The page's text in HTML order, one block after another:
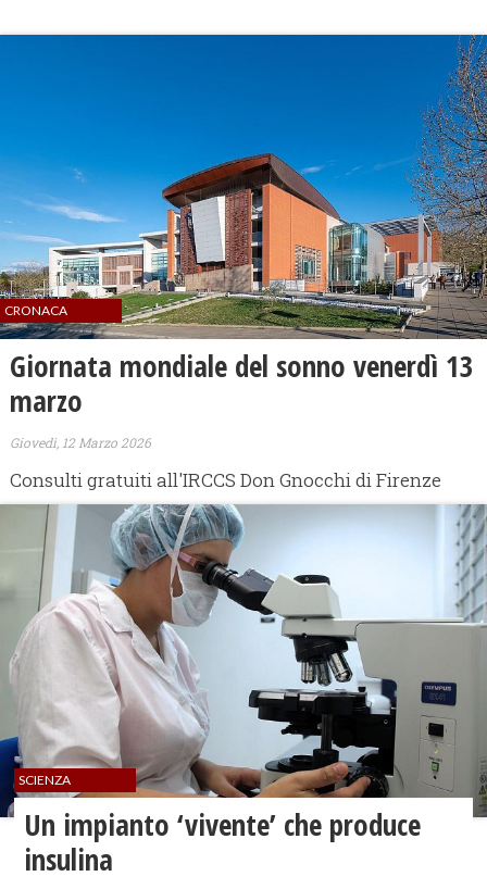
CRONACA
Giornata mondiale del sonno venerdì 13
marzo
Giovedì, 12 Marzo 2026
Consulti gratuiti all'IRCCS Don Gnocchi di Firenze
SCIENZA
Un impianto ‘vivente’ che produce
insulina